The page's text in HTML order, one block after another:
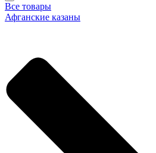
Все товары
Афганские казаны